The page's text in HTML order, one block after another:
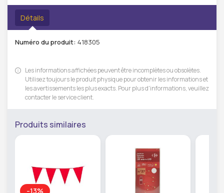
Détails
Numéro du produit: 418305
Les informations affichées peuvent être incomplètes ou obsolètes.
Utilisez toujours le produit physique pour obtenir les informations et
les avertissements les plus exacts. Pour plus d'informations, veuillez
contacter le service client.
Produits similaires
-13%